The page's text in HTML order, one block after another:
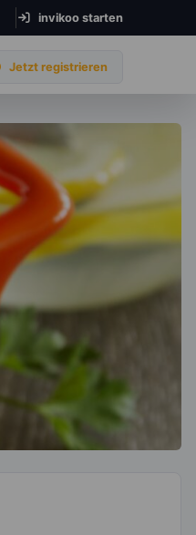
invikoo starten
Jetzt registrieren